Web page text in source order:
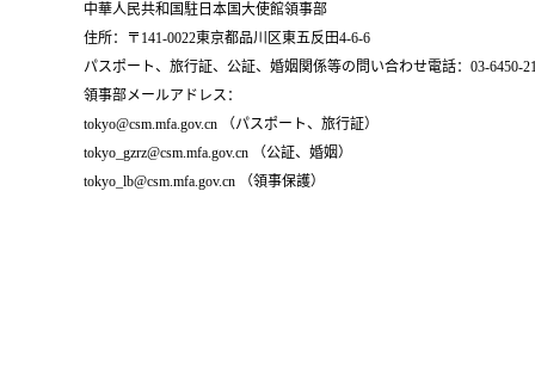
中華人民共和国駐日本国大使館領事部
住所：〒141-0022東京都品川区東五反田4-6-6
パスポート、旅行証、公証、婚姻関係等の問い合わせ電話：03-6450-
領事部メールアドレス：
tokyo@csm.mfa.gov.cn （パスポート、旅行証）
tokyo_gzrz@csm.mfa.gov.cn （公証、婚姻）
tokyo_lb@csm.mfa.gov.cn （領事保護）